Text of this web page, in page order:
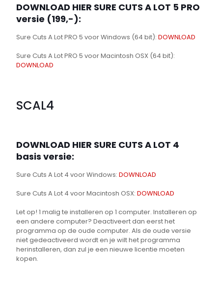
DOWNLOAD HIER SURE CUTS A LOT 5 PRO
versie (199,-):
Sure Cuts A Lot PRO 5 voor Windows (64 bit): DOWNLOAD
Sure Cuts A Lot PRO 5 voor Macintosh OSX (64 bit):
DOWNLOAD
SCAL4
DOWNLOAD HIER SURE CUTS A LOT 4
basis versie:
Sure Cuts A Lot 4 voor Windows: DOWNLOAD
Sure Cuts A Lot 4 voor Macintosh OSX: DOWNLOAD
Let op! 1 malig te installeren op 1 computer. Installeren op
een andere computer? Deactiveert dan eerst het
programma op de oude computer. Als de oude versie
niet gedeactiveerd wordt en je wilt het programma
herinstalleren, dan zul je een nieuwe licentie moeten
kopen.